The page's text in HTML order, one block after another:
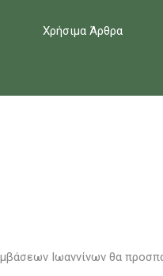
Χρήσιμα Άρθρα
Ιωαννίνων θα